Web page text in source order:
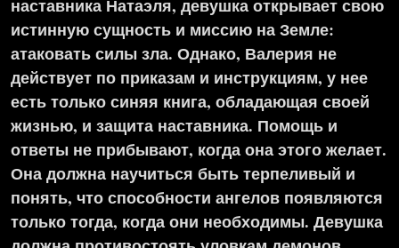
наставника Натаэля, девушка открывает свою
истинную сущность и миссию на Земле:
атаковать силы зла. Однако, Валерия не
действует по приказам и инструкциям, у нее
есть только синяя книга, обладающая своей
жизнью, и защита наставника. Помощь и
ответы не прибывают, когда она этого желает.
Она должна научиться быть терпеливый и
понять, что способности ангелов появляются
только тогда, когда они необходимы. Девушка